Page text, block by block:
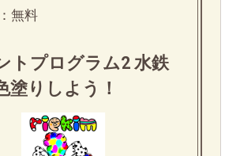
無料
トプログラム2 水鉄
塗りしよう！